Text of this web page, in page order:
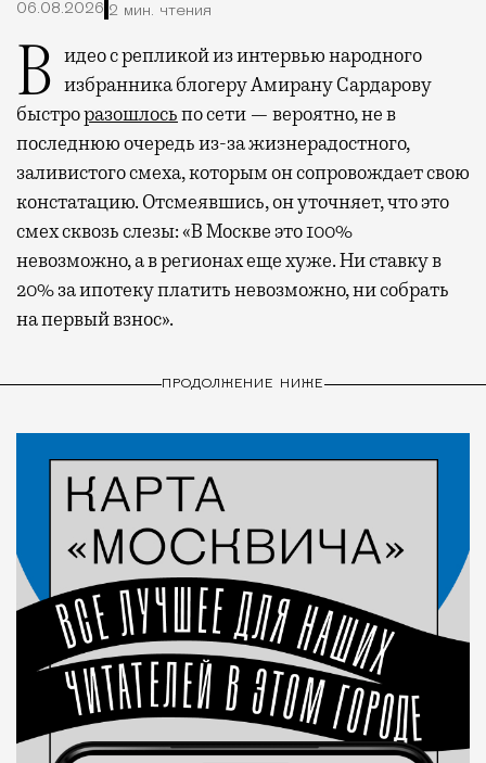
06.08.2026 2 мин. чтения
Видео с репликой из интервью народного избранника блогеру Амирану Сардарову
быстроразошлосьпо сети — вероятно, не в
последнюю очередь из-за жизнерадостного,
заливистого смеха, которым он сопровождает свою
констатацию. Отсмеявшись, он уточняет, что это
смех сквозь слезы: «В Москве это 100%
невозможно, а в регионах еще хуже. Ни ставку в
20% за ипотеку платить невозможно, ни собрать
на первый взнос».
ПРОДОЛЖЕНИЕ НИЖЕ